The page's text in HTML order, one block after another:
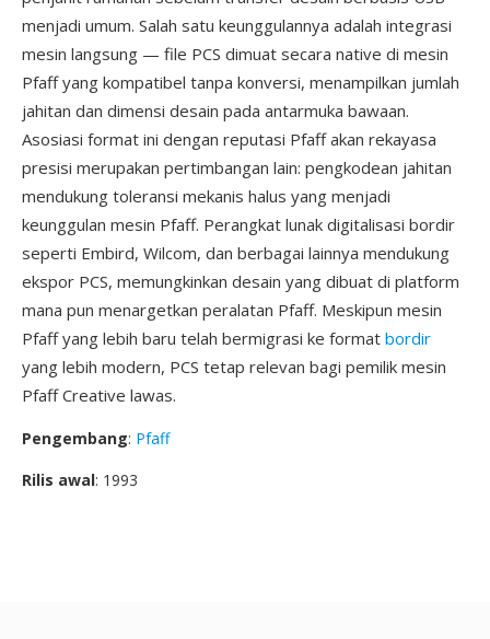
menjadi umum. Salah satu keunggulannya adalah integrasi
mesin langsung — file PCS dimuat secara native di mesin
Pfaff yang kompatibel tanpa konversi, menampilkan jumlah
jahitan dan dimensi desain pada antarmuka bawaan.
Asosiasi format ini dengan reputasi Pfaff akan rekayasa
presisi merupakan pertimbangan lain: pengkodean jahitan
mendukung toleransi mekanis halus yang menjadi
keunggulan mesin Pfaff. Perangkat lunak digitalisasi bordir
seperti Embird, Wilcom, dan berbagai lainnya mendukung
ekspor PCS, memungkinkan desain yang dibuat di platform
mana pun menargetkan peralatan Pfaff. Meskipun mesin
Pfaff yang lebih baru telah bermigrasi ke format bordir
yang lebih modern, PCS tetap relevan bagi pemilik mesin
Pfaff Creative lawas.
Pengembang: Pfaff
Rilis awal: 1993